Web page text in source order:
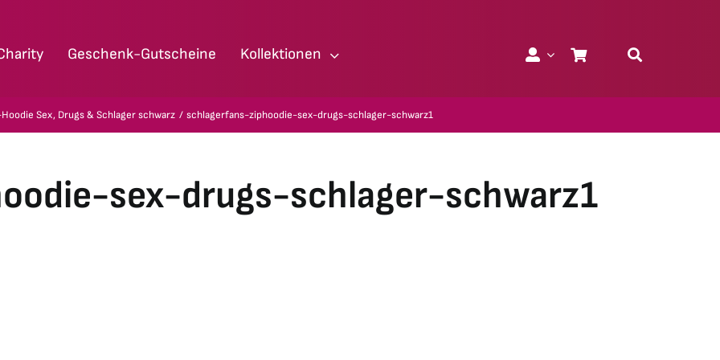
Geschenk-Gutscheine Kollektionen
Sex, Drugs & Schlager schwarz schlagerfans-ziphoodie-sex-drugs-schlager-schwarz1
sex-drugs-schlager-schwarz1